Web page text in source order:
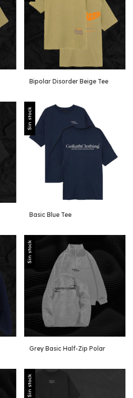
Bipolar Disorder Beige Tee
Sin stock
Basic Blue Tee
Sin stock
Grey Basic Half-Zip Polar
Sin stock